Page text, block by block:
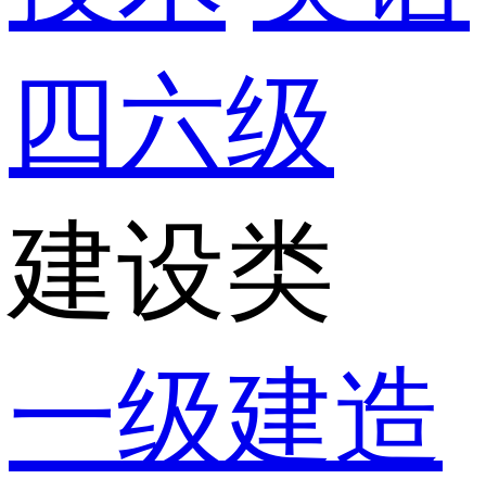
四六级
建设类
一级建造